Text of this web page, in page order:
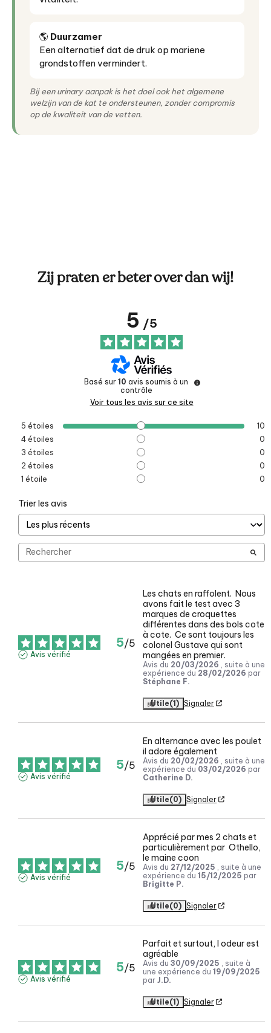
🌎 Duurzamer
Een alternatief dat de druk op mariene
grondstoffen vermindert.
Bij een urinary aanpak is het doel ook het algemene
welzijn van de kat te ondersteunen, zonder compromis
op de kwaliteit van de vetten.
Zij praten er beter over dan wij!
5 /5
Basé sur 10 avis soumis à un
contrôle
Voir tous les avis sur ce site
5 étoiles
10
4 étoiles
0
3 étoiles
0
2 étoiles
0
1 étoile 0
Trier les avis
5/5
Avis vérifié
Les chats en raffolent.  Nous
avons fait le test avec 3
marques de croquettes
différentes dans des bols cote
à cote.  Ce sont toujours les
colonel Gustave qui sont
mangées en premier.
Avis du 20/03/2026
, suite à une
expérience du 28/02/2026 par
Stéphane F.
Utile(1) Signaler
5/5
Avis vérifié
En alternance avec les poulet
il adore également
Avis du 20/02/2026
, suite à une
expérience du 03/02/2026 par
Catherine D.
Utile(0) Signaler
5/5
Avis vérifié
Apprécié par mes 2 chats et
particulièrement par  Othello,
le maine coon
Avis du 27/12/2025
, suite à une
expérience du 15/12/2025 par
Brigitte P.
Utile(0) Signaler
5/5
Avis vérifié
Parfait et surtout, l odeur est
agréable
Avis du 30/09/2025
, suite à
une expérience du 19/09/2025
par J.D.
Utile(1) Signaler